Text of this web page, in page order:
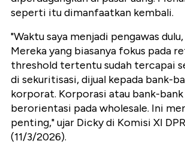
seperti itu dimanfaatkan kembali.
"Waktu saya menjadi pengawas dulu,
Mereka yang biasanya fokus pada
threshold tertentu sudah tercapai
di sekuritisasi, dijual kepada bank-
korporat. Korporasi atau bank-bank
berorientasi pada wholesale. Ini
penting," ujar Dicky di Komisi XI
(11/3/2026).